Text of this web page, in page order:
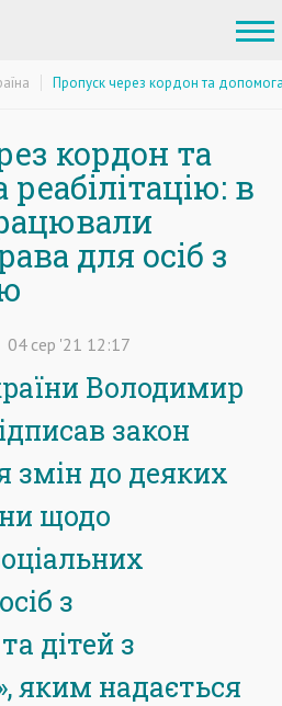
Пропуск через кордон та допомога
кордон та
в
для осіб з
04 сер '21 12:17
Володимир
закон
змін до деяких
щодо
з
дітей з
яким надається